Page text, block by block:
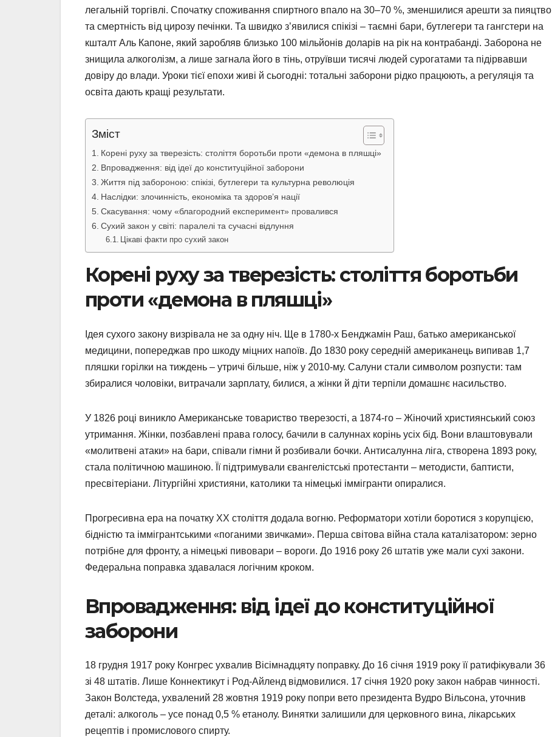
легальній торгівлі. Спочатку споживання спиртного впало на 30–70 %, зменшилися арешти за пияцтво
та смертність від цирозу печінки. Та швидко з’явилися спікізі – таємні бари, бутлегери та гангстери на
кшталт Аль Капоне, який заробляв близько 100 мільйонів доларів на рік на контрабанді. Заборона не
знищила алкоголізм, а лише загнала його в тінь, отруївши тисячі людей сурогатами та підірвавши
довіру до влади. Уроки тієї епохи живі й сьогодні: тотальні заборони рідко працюють, а регуляція та
освіта дають кращі результати.
Зміст
Корені руху за тверезість: століття боротьби проти «демона в пляшці»
Впровадження: від ідеї до конституційної заборони
Життя під забороною: спікізі, бутлегери та культурна революція
Наслідки: злочинність, економіка та здоров’я нації
Скасування: чому «благородний експеримент» провалився
Сухий закон у світі: паралелі та сучасні відлуння
Цікаві факти про сухий закон
Корені руху за тверезість: століття боротьби
проти «демона в пляшці»
Ідея сухого закону визрівала не за одну ніч. Ще в 1780-х Бенджамін Раш, батько американської
медицини, попереджав про шкоду міцних напоїв. До 1830 року середній американець випивав 1,7
пляшки горілки на тиждень – утричі більше, ніж у 2010-му. Салуни стали символом розпусти: там
збиралися чоловіки, витрачали зарплату, билися, а жінки й діти терпіли домашнє насильство.
У 1826 році виникло Американське товариство тверезості, а 1874-го – Жіночий християнський союз
утримання. Жінки, позбавлені права голосу, бачили в салуннах корінь усіх бід. Вони влаштовували
«молитвені атаки» на бари, співали гімни й розбивали бочки. Антисалунна ліга, створена 1893 року,
стала політичною машиною. Її підтримували євангелістські протестанти – методисти, баптисти,
пресвітеріани. Літургійні християни, католики та німецькі іммігранти опиралися.
Прогресивна ера на початку XX століття додала вогню. Реформатори хотіли боротися з корупцією,
бідністю та іммігрантськими «поганими звичками». Перша світова війна стала каталізатором: зерно
потрібне для фронту, а німецькі пивовари – вороги. До 1916 року 26 штатів уже мали сухі закони.
Федеральна поправка здавалася логічним кроком.
Впровадження: від ідеї до конституційної
заборони
18 грудня 1917 року Конгрес ухвалив Вісімнадцяту поправку. До 16 січня 1919 року її ратифікували 36
зі 48 штатів. Лише Коннектикут і Род-Айленд відмовилися. 17 січня 1920 року закон набрав чинності.
Закон Волстеда, ухвалений 28 жовтня 1919 року попри вето президента Вудро Вільсона, уточнив
деталі: алкоголь – усе понад 0,5 % етанолу. Винятки залишили для церковного вина, лікарських
рецептів і промислового спирту.